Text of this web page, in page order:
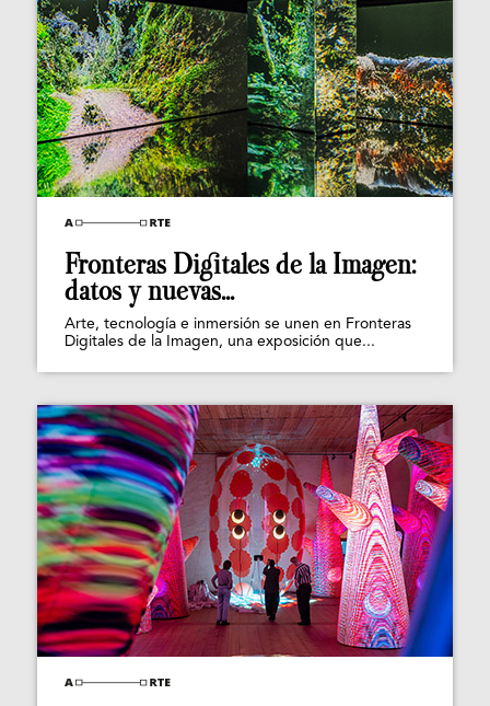
Fronteras Digitales de la Imagen:
datos y nuevas...
Arte, tecnología e inmersión se unen en Fronteras
Digitales de la Imagen, una exposición que...